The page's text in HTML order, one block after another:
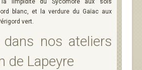
la limpidité du Sycomore aux sols
blanc, et la verdure du Gaïac aux
vert.
dans nos ateliers
de Lapeyre